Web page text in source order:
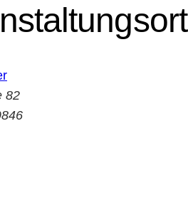
82